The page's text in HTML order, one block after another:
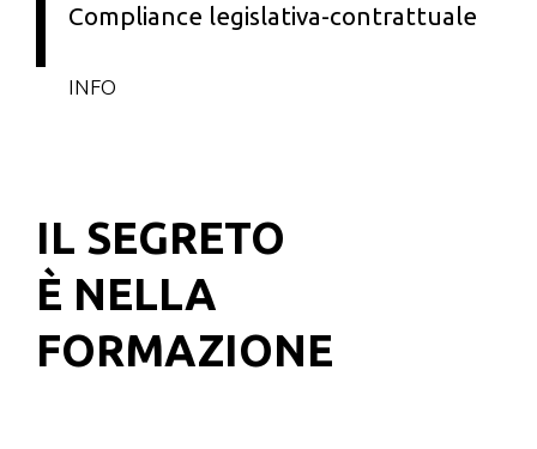
Compliance legislativa-contrattuale
INFO
IL SEGRETO
È NELLA
FORMAZIONE